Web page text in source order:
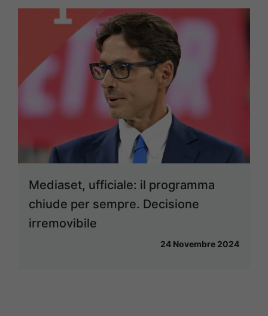
Mediaset, ufficiale: il programma
chiude per sempre. Decisione
irremovibile
24 Novembre 2024